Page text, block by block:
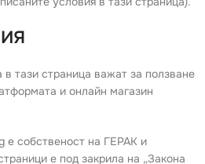
в тази страница важат за ползване
и онлайн магазин
е собственост на ГЕРАК и
е под закрила на „Закона